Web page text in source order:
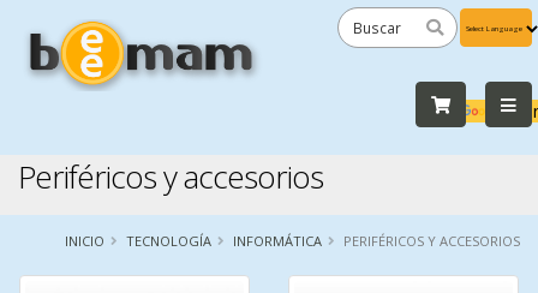
by
Periféricos y accesorios
INICIO TECNOLOGÍA INFORMÁTICA PERIFÉRICOS Y ACCESORIOS